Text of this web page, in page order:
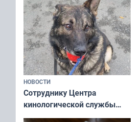
НОВОСТИ
Сотруднику Центра
кинологической службы
ищут новый дом